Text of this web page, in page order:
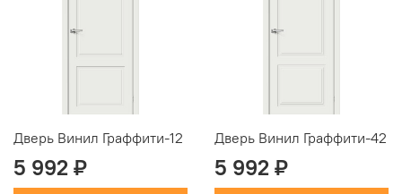
Дверь Винил Граффити-12
5 992 ₽
Дверь Винил Граффити-42
5 992 ₽